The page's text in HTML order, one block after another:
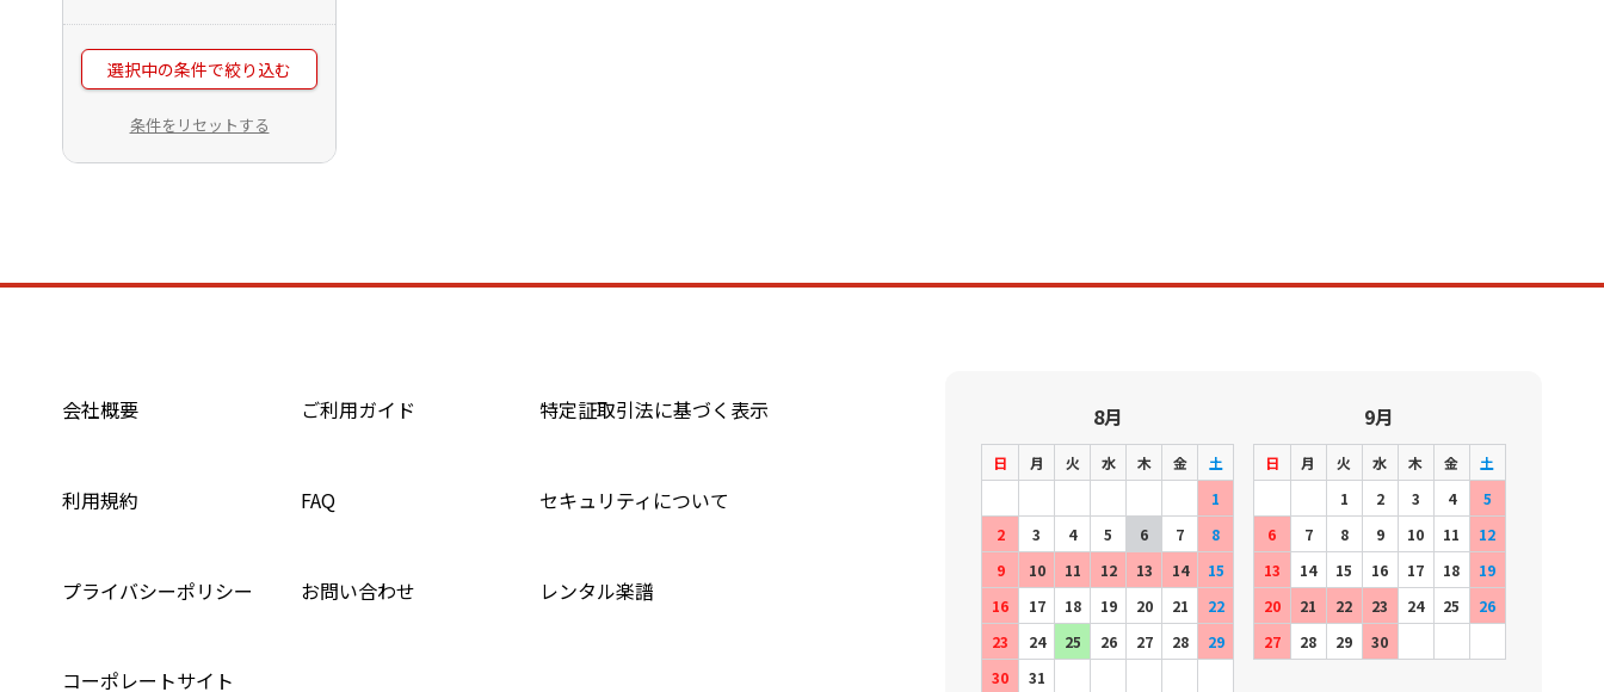
選択中の条件で絞り込む
条件をリセットする
会社概要 ご利用ガイド 特定証取引法に基づく表示
利用規約 FAQ セキュリティについて
プライバシーポリシー お問い合わせ レンタル楽譜
コーポレートサイト
8月
日 月 火 水 木 金
土
1
2
3 4 5 6 7
8
9
10 11 12 13 14
15
16
17 18 19 20 21
22
23
24 25 26 27 28
29
30
31
9月
日 月 火 水 木 金
土
1
2 3 4
5
6
7 8 9 10 11
12
13
14 15 16 17 18
19
20
21 22 23 24 25
26
27
28 29 30